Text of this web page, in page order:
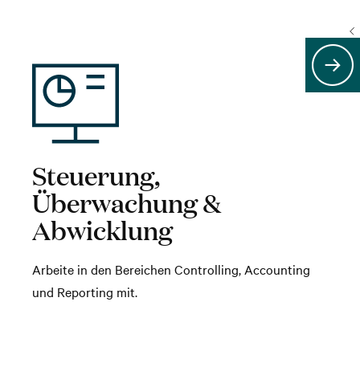
Steuerung,
Überwachung &
Abwicklung
Arbeite in den Bereichen Controlling, Accounting
und Reporting mit.